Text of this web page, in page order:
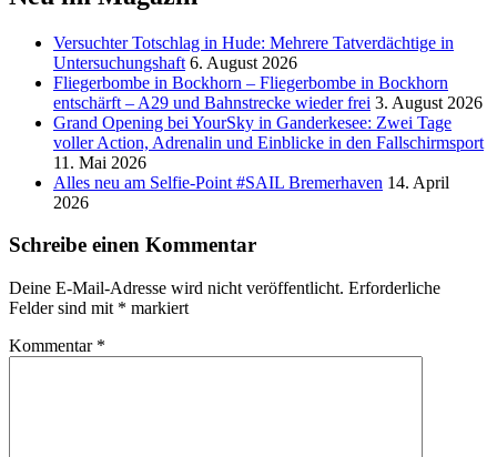
Versucht­er Totschlag in Hude: Mehrere Tatverdächtige in
Untersuchungshaft 6. August 2026
Fliegerbombe in Bockhorn – Fliegerbombe in Bockhorn
entschärft – A29 und Bahnstrecke wieder frei 3. August 2026
Grand Opening bei YourSky in Ganderkesee: Zwei Tage
voller Action, Adrenalin und Einblicke in den Fallschirmsport
11. Mai 2026
Alles neu am Selfie-Point #SAIL Bremerhaven 14. April
2026
Schreibe einen Kommentar
Deine E-Mail-Adresse wird nicht veröffentlicht. Erforderliche
Felder sind mit * markiert
Kommentar *